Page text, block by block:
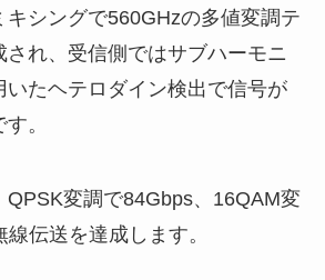
キシングで560GHzの多値変調テ
され、受信側ではサブハーモニ
いたヘテロダイン検出で信号が
。
QPSK変調で84Gbps、16QAM変
伝送を達成します。